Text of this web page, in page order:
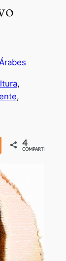
Compartir
4
COMPARTIR